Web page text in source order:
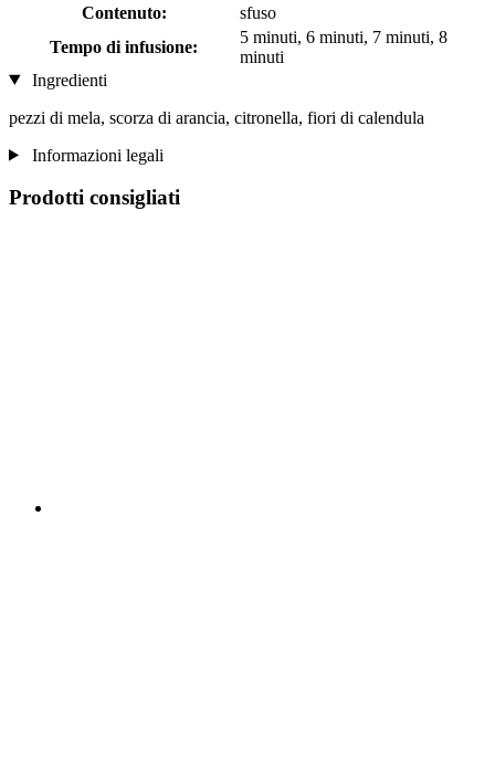
Contenuto:
sfuso
Tempo di infusione:
5 minuti, 6 minuti, 7 minuti, 8
minuti
Ingredienti
pezzi di mela, scorza di arancia, citronella, fiori di calendula
Informazioni legali
Prodotti consigliati